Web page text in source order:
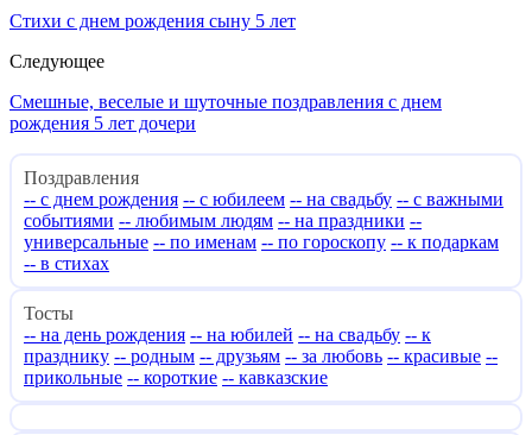
Стихи с днем рождения сыну 5 лет
Следующее
Смешные, веселые и шуточные поздравления с днем
рождения 5 лет дочери
Поздравления
-- с днем рождения -- с юбилеем -- на свадьбу -- с важными
событиями -- любимым людям -- на праздники --
универсальные -- по именам -- по гороскопу -- к подаркам
-- в стихах
Тосты
-- на день рождения -- на юбилей -- на свадьбу -- к
празднику -- родным -- друзьям -- за любовь -- красивые --
прикольные -- короткие -- кавказские